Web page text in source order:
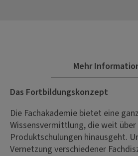
Mehr
Das Fortbildungskonzept
Die Fachakademie bietet eine
Wissensvermittlung, die weit über
Produktschulungen hinausgeht.
Vernetzung verschiedener